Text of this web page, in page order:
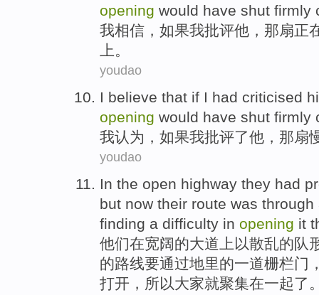
opening would have shut firmly
我相信 ， 如果我批评他 ， 那扇正
上。
youdao
I believe that if I had criticised
opening would have shut firmly
我认为 ， 如果我批评了他 ， 那扇
youdao
In the open highway they had
but now their route was through
finding a difficulty in opening it
他们在宽阔的大道上 以散乱的队
的路线要通过地里的一道栅栏门
打开 ， 所以大家就聚集在一起了